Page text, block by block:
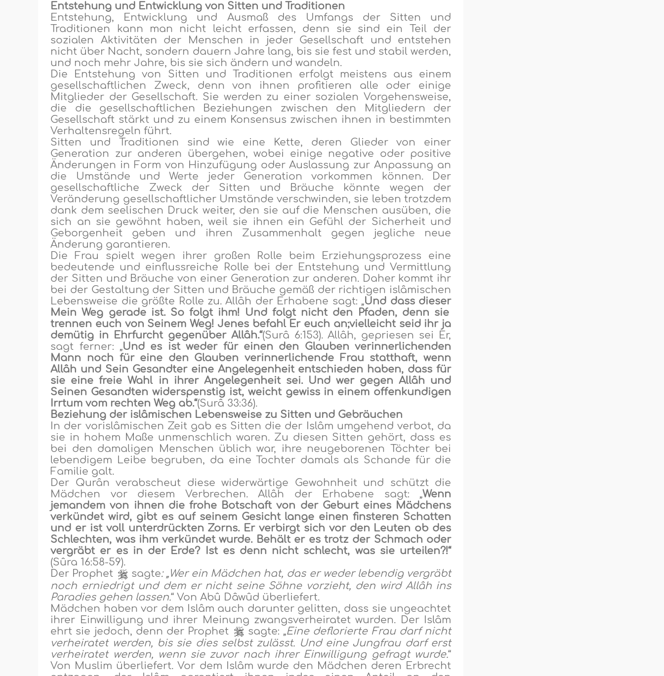
Entstehung und Entwicklung von Sitten und Traditionen
Entstehung, Entwicklung und Ausmaß des Umfangs der Sitten und
Traditionen kann man nicht leicht erfassen, denn sie sind ein Teil der
sozialen Aktivitäten der Menschen in jeder Gesellschaft und entstehen
nicht über Nacht, sondern dauern Jahre lang, bis sie fest und stabil werden,
und noch mehr Jahre, bis sie sich ändern und wandeln.
Die Entstehung von Sitten und Traditionen erfolgtmeistens aus einem
gesellschaftlichen Zweck, denn von ihnen profitieren alle oder einige
Mitglieder der Gesellschaft. Sie werden zu einer sozialen Vorgehensweise,
die die gesellschaftlichen Beziehungen zwischen den Mitgliedern der
Gesellschaft stärkt und zu einem Konsensus zwischen ihnen in bestimmten
Verhaltensregeln führt.
Sitten und Traditionen sind wie eine Kette, deren Glieder von einer
Generation zur anderen übergehen, wobei einige negative oder positive
Änderungen in Form von Hinzufügung oder Auslassung zur Anpassung an
die Umstände und Werte jeder Generation vorkommen können. Der
gesellschaftliche Zweck derSitten und Bräuche könnte wegen der
Veränderung gesellschaftlicherUmstände verschwinden, sie leben trotzdem
dank dem seelischen Druck weiter, den sie auf die Menschen ausüben, die
sich an sie gewöhnt haben, weilsie ihnen ein Gefühl der Sicherheit und
Geborgenheit geben und ihren Zusammenhalt gegen jegliche neue
Änderung garantieren.
Die Frau spielt wegen ihrer großen Rolle beim Erziehungsprozess eine
bedeutende und einflussreiche Rolle bei der Entstehung und Vermittlung
der Sitten und Bräuche von einer Generation zur anderen. Daher kommt ihr
bei der Gestaltung der Sitten und Bräuche gemäß der richtigen islâmischen
Lebensweise die größte Rolle zu. Allâh der Erhabene sagt: „Und dass dieser
Mein Weg geradeist. So folgt ihm! Und folgt nicht den Pfaden, denn sie
trennen euch von Seinem Weg! Jenes befahlEr euch an;vielleicht seid ihr ja
demütig in Ehrfurcht gegenüber Allâh.“(Surâ 6:153).Allâh, gepriesen sei Er,
sagt ferner: „Und es ist weder für einen den Glauben verinnerlichenden
Mann noch für eine den Glauben verinnerlichende Frau statthaft, wenn
Allâh und Sein Gesandter eine Angelegenheit entschieden haben, dass für
sie eine freie Wahl in ihrer Angelegenheit sei. Und wer gegen Allâh und
Seinen Gesandten widerspenstig ist, weicht gewiss in einem offenkundigen
Irrtum vom rechten Weg ab.“(Surâ 33:36).
Beziehung der islâmischen Lebensweise zu Sitten und Gebräuchen
In der vorislâmischen Zeit gab es Sitten die der Islâm umgehend verbot, da
sie in hohem Maße unmenschlich waren. Zu diesen Sitten gehört, dass es
bei den damaligen Menschen üblich war, ihre neugeborenen Töchter bei
lebendigem Leibe begruben, da eine Tochter damals als Schande für die
Familie galt.
Der Qurân verabscheut diese widerwärtige Gewohnheit und schützt die
Mädchen vor diesem Verbrechen. Allâh der Erhabene sagt: „Wenn
jemandem von ihnen die frohe Botschaft von der Geburt eines Mädchens
verkündet wird, gibt es auf seinem Gesicht lange einen finsteren Schatten
und er ist voll unterdrückten Zorns. Er verbirgt sich vor den Leuten ob des
Schlechten, was ihm verkündet wurde. Behält er es trotz der Schmach oder
vergräbt er es in der Erde? Ist es denn nicht schlecht, was sie urteilen?!“
(Sûra 16:58-59).
Der Prophet
sagte: „Wer ein Mädchen hat, das er weder lebendig vergräbt
noch erniedrigt und dem er nicht seine Söhne vorzieht, den wird Allâh ins
Paradies gehen lassen.“ Von Abû Dâwûd überliefert.
Mädchen haben vor dem Islâm auch darunter gelitten, dass sie ungeachtet
ihrer Einwilligung und ihrer Meinung zwangsverheiratet wurden. Der Islâm
ehrt sie jedoch, denn der Prophet
sagte: „Eine deflorierte Frau darf nicht
verheiratet werden, bis sie dies selbst zulässt. Und eine Jungfrau darf erst
verheiratet werden, wenn sie zuvor nach ihrer Einwilligung gefragt wurde.“
Von Muslim überliefert. Vor dem Islâm wurde den Mädchen deren Erbrecht